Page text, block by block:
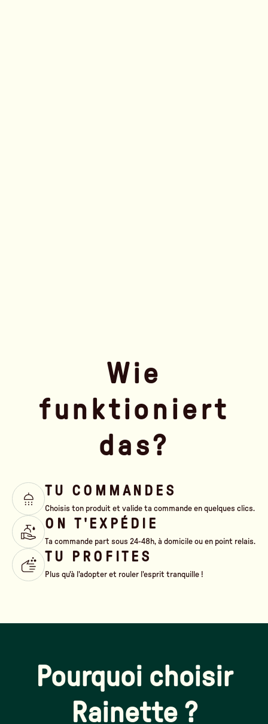
Wie
funktioniert
das?
TU COMMANDES
Choisis ton produit et valide ta commande en quelques clics.
ON T'EXPÉDIE
Ta commande part sous 24-48h, à domicile ou en point relais.
TU PROFITES
Plus qu'à l'adopter et rouler l'esprit tranquille !
Pourquoi choisir
Rainette ?